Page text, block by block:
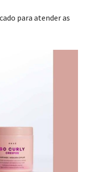
para atender as